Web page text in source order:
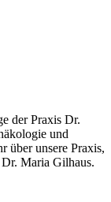
der Praxis Dr.
und
über unsere Praxis,
Maria Gilhaus.